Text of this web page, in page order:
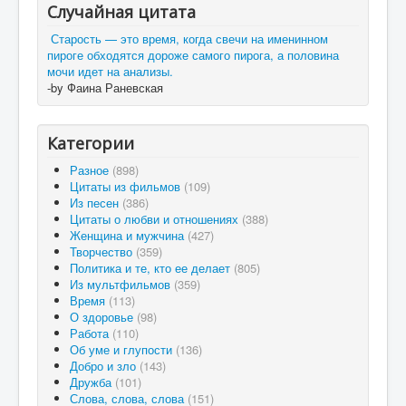
Случайная цитата
Старость — это время, когда свечи на именинном
пироге обходятся дороже самого пирога, а половина
мочи идет на анализы.
-by Фаина Раневская
Категории
Разное (898)
Цитаты из фильмов (109)
Из песен (386)
Цитаты о любви и отношениях (388)
Женщина и мужчина (427)
Творчество (359)
Политика и те, кто ее делает (805)
Из мультфильмов (359)
Время (113)
О здоровье (98)
Работа (110)
Об уме и глупости (136)
Добро и зло (143)
Дружба (101)
Слова, слова, слова (151)